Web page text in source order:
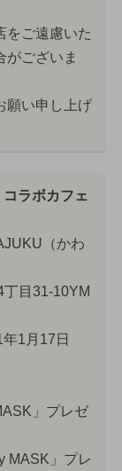
をご遠慮いた
がございま
願い申し上げ
ラボカフェ
（かわ
目31‐10YM
1月17日
」プレゼ
MASK」プレ